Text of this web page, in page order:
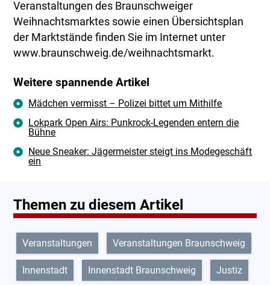
Veranstaltungen des Braunschweiger
Weihnachtsmarktes sowie einen Übersichtsplan
der Marktstände finden Sie im Internet unter
www.braunschweig.de/weihnachtsmarkt.
Weitere spannende Artikel
Mädchen vermisst – Polizei bittet um Mithilfe
Lokpark Open Airs: Punkrock-Legenden entern die
Bühne
Neue Sneaker: Jägermeister steigt ins Modegeschäft
ein
Themen zu diesem Artikel
Veranstaltungen Veranstaltungen Braunschweig
Innenstadt Innenstadt Braunschweig Justiz